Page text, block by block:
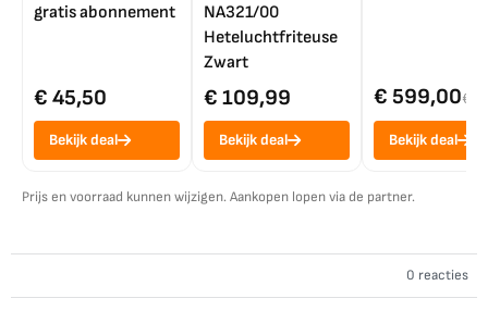
gratis abonnement
€ 45,50
Bekijk deal
NA321/00
Heteluchtfriteuse
Zwart
€ 109,99
Bekijk deal
€ 599,00€
Bekijk deal
Prijs en voorraad kunnen wijzigen. Aankopen lopen via de partner.
0 reacties